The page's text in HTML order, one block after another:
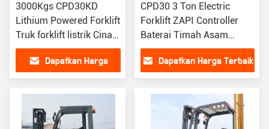
3000Kgs CPD30KD
Lithium Powered Forklift
Truk forklift listrik Cina
FANJI
Dapatkan Harga
CPD30 3 Ton Electric
Forklift ZAPI Controller
Baterai Timah Asam
Forklift
Dapatkan Harga Terbaik